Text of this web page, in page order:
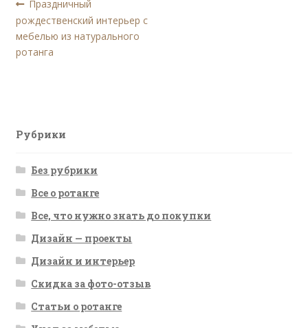
Навигация
по
записям
Предыдущая
запись:
Праздничный
рождественский интерьер с
мебелью из натурального
ротанга
Рубрики
Без рубрики
Все о ротанге
Все, что нужно знать до покупки
Дизайн — проекты
Дизайн и интерьер
Скидка за фото-отзыв
Статьи о ротанге